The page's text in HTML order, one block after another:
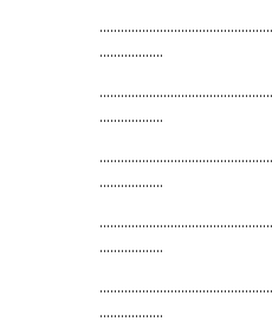
………………
………………
………………
………………
………………